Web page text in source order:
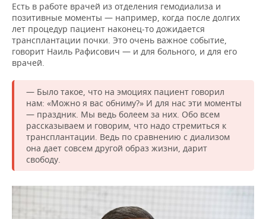
Есть в работе врачей из отделения гемодиализа и
позитивные моменты — например, когда после долгих
лет процедур пациент наконец-то дожидается
трансплантации почки. Это очень важное событие,
говорит Наиль Рафисович — и для больного, и для его
врачей.
— Было такое, что на эмоциях пациент говорил
нам: «Можно я вас обниму?» И для нас эти моменты
— праздник. Мы ведь болеем за них. Обо всем
рассказываем и говорим, что надо стремиться к
трансплантации. Ведь по сравнению с диализом
она дает совсем другой образ жизни, дарит
свободу.